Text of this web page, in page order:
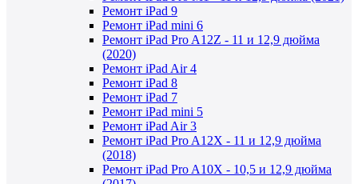
Ремонт iPad 9
Ремонт iPad mini 6
Ремонт iPad Pro A12Z - 11 и 12,9 дюйма
(2020)
Ремонт iPad Air 4
Ремонт iPad 8
Ремонт iPad 7
Ремонт iPad mini 5
Ремонт iPad Air 3
Ремонт iPad Pro A12X - 11 и 12,9 дюйма
(2018)
Ремонт iPad Pro A10X - 10,5 и 12,9 дюйма